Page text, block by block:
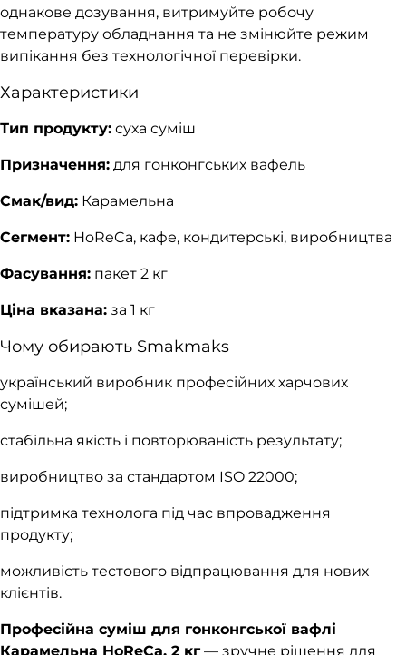
однакове дозування, витримуйте робочу
температуру обладнання та не змінюйте режим
випікання без технологічної перевірки.
Характеристики
Тип продукту: суха суміш
Призначення: для гонконгських вафель
Смак/вид: Карамельна
Сегмент: HoReCa, кафе, кондитерські, виробництва
Фасування: пакет 2 кг
Ціна вказана: за 1 кг
Чому обирають Smakmaks
український виробник професійних харчових
сумішей;
стабільна якість і повторюваність результату;
виробництво за стандартом ISO 22000;
підтримка технолога під час впровадження
продукту;
можливість тестового відпрацювання для нових
клієнтів.
Професійна суміш для гонконгської вафлі
Карамельна HoReCa, 2 кг— зручне рішення для